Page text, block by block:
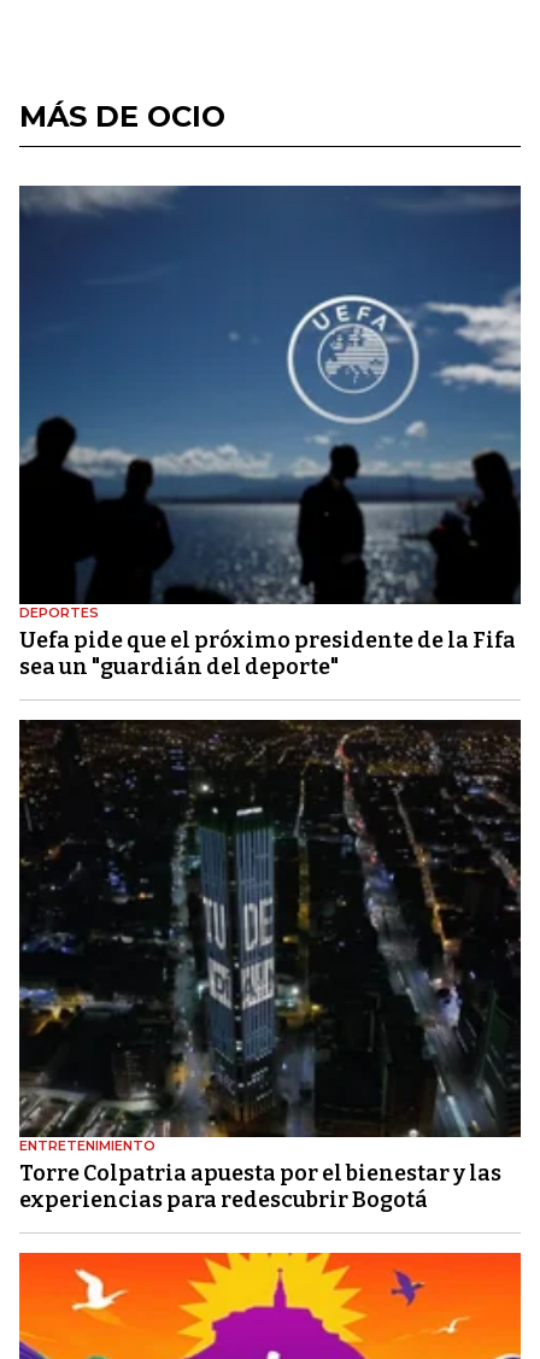
MÁS DE OCIO
DEPORTES
Uefa pide que el próximo presidente de la Fifa
sea un "guardián del deporte"
ENTRETENIMIENTO
Torre Colpatria apuesta por el bienestar y las
experiencias para redescubrir Bogotá